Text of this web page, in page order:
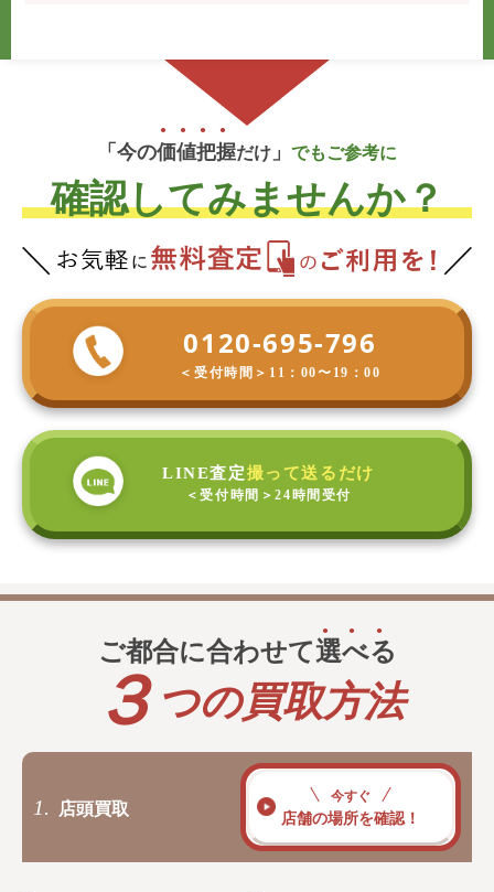
「今の価値把握だけ 」 でもご参考に
確認してみませんか？
0120-695-796
＜受付時間＞ 11：00〜19：00
LINE査定撮って送るだけ
＜受付時間＞24時間受付
ご都合に合わせて選べる
３ つの買取方法
1. 店頭買取
今すぐ
店舗の場所を確認！